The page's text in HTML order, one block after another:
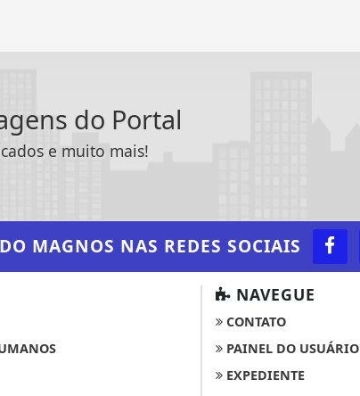
do Portal
e muito mais!
MAGNOS NAS REDES SOCIAIS
NAVEGUE
CONTATO
PAINEL DO USUÁRIO
EXPEDIENTE